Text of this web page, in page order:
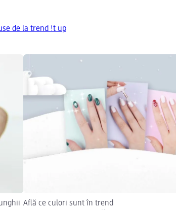
de la trend !t up
Află ce culori sunt în trend